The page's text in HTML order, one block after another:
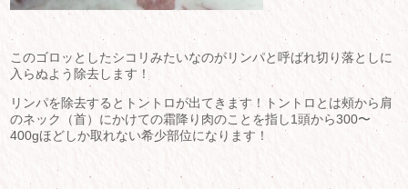
このゴロッとしたシコリみたいなのがリンパと呼ばれ切り落としに
入らぬよう除去します！
リンパを除去するとトントロが出てきます！トントロとは頰から肩
のネック（首）にかけての霜降り肉のことを指し1頭から300〜
400gほどしか取れない希少部位になります！